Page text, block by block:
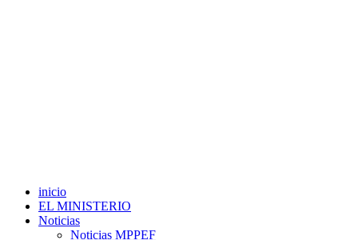
inicio
EL MINISTERIO
Noticias
Noticias MPPEF